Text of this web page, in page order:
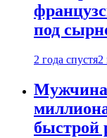
под
2 года спустя2
Мужчина
быстрой